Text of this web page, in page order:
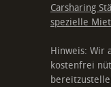
Carsharing
spezielle
Hinweis: Wir
kostenfrei